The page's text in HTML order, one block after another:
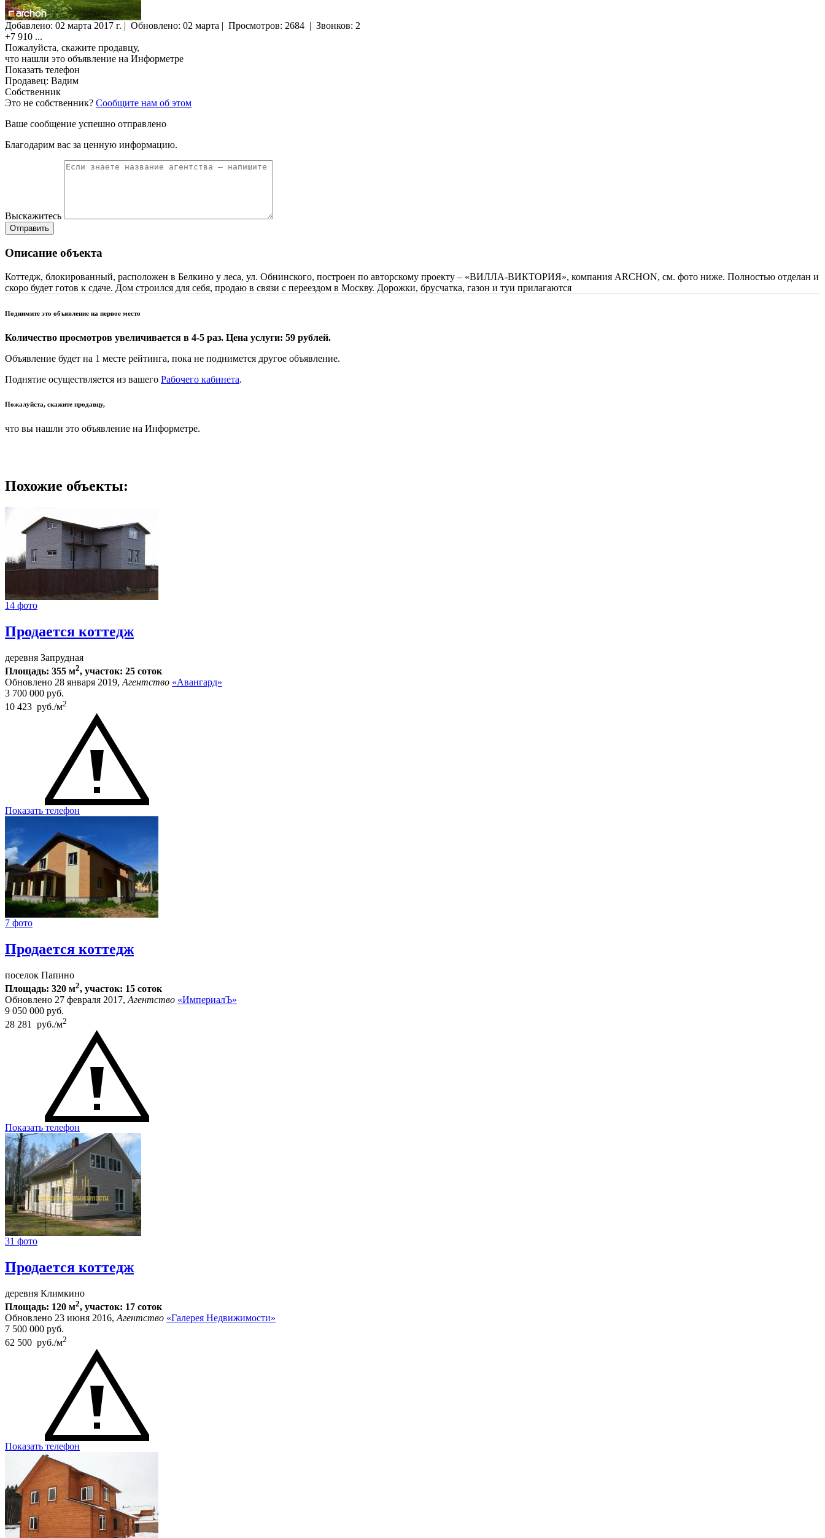
Добавлено: 02 марта 2017 г. | Обновлено: 02 марта | Просмотров: 2684 | Звонков: 2
+7 910 ...
Пожалуйста, скажите продавцу,
что нашли это объявление на Информетре
Показать телефон
Продавец: Вадим
Собственник
Это не собственник? Сообщите нам об этом
Ваше сообщение успешно отправлено
Благодарим вас за ценную информацию.
Выскажитесь
Отправить
Описание объекта
Коттедж, блокированный, расположен в Белкино у леса, ул. Обнинского, построен по авторскому проекту – «ВИЛЛА-ВИКТОРИЯ», компания ARCHON, см. фото ниже. Полностью отделан и
скоро будет готов к сдаче. Дом строился для себя, продаю в связи с переездом в Москву. Дорожки, брусчатка, газон и туи прилагаются
Поднимите это объявление на первое место
Количество просмотров увеличивается в 4-5 раз. Цена услуги: 59 рублей.
Объявление будет на 1 месте рейтинга, пока не поднимется другое объявление.
Поднятие осуществляется из вашего Рабочего кабинета.
Пожалуйста, скажите продавцу,
что вы нашли это объявление на Информетре.
Похожие объекты:
14 фото
Продается коттедж
деревня Запрудная
Площадь: 355 м2, участок: 25 соток
Обновлено 28 января 2019,Агентство «Авангард»
3 700 000 руб.
10 423 руб./м2
Показать телефон
7 фото
Продается коттедж
поселок Папино
Площадь: 320 м2, участок: 15 соток
Обновлено 27 февраля 2017, Агентство «ИмпериалЪ»
9 050 000 руб.
28 281 руб./м2
Показать телефон
31 фото
Продается коттедж
деревня Климкино
Площадь: 120 м2, участок: 17 соток
Обновлено 23 июня 2016,Агентство «Галерея Недвижимости»
7 500 000 руб.
62 500 руб./м2
Показать телефон